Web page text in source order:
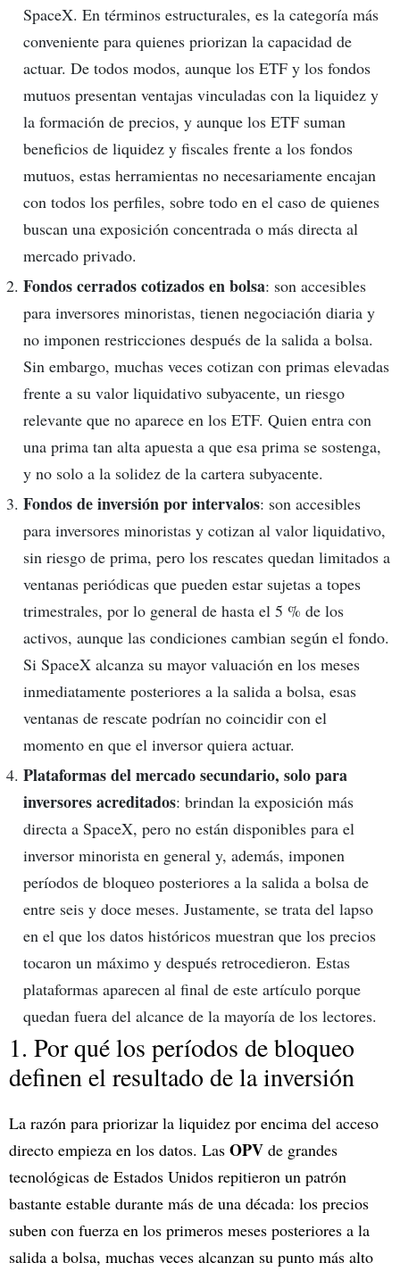
SpaceX. En términos estructurales, es la categoría más
conveniente para quienes priorizan la capacidad de
actuar. De todos modos, aunque los ETF y los fondos
mutuos presentan ventajas vinculadas con la liquidez y
la formación de precios, y aunque los ETF suman
beneficios de liquidez y fiscales frente a los fondos
mutuos, estas herramientas no necesariamente encajan
con todos los perfiles, sobre todo en el caso de quienes
buscan una exposición concentrada o más directa al
mercado privado.
Fondos cerrados cotizados en bolsa: son accesibles
para inversores minoristas, tienen negociación diaria y
no imponen restricciones después de la salida a bolsa.
Sin embargo, muchas veces cotizan con primas elevadas
frente a su valor liquidativo subyacente, un riesgo
relevante que no aparece en los ETF. Quien entra con
una prima tan alta apuesta a que esa prima se sostenga,
y no solo a la solidez de la cartera subyacente.
Fondos de inversión por intervalos: son accesibles
para inversores minoristas y cotizan al valor liquidativo,
sin riesgo de prima, pero los rescates quedan limitados a
ventanas periódicas que pueden estar sujetas a topes
trimestrales, por lo general de hasta el 5 % de los
activos, aunque las condiciones cambian según el fondo.
Si SpaceX alcanza su mayor valuación en los meses
inmediatamente posteriores a la salida a bolsa, esas
ventanas de rescate podrían no coincidir con el
momento en que el inversor quiera actuar.
Plataformas del mercado secundario, solo para
inversores acreditados: brindan la exposición más
directa a SpaceX, pero no están disponibles para el
inversor minorista en general y, además, imponen
períodos de bloqueo posteriores a la salida a bolsa de
entre seis y doce meses. Justamente, se trata del lapso
en el que los datos históricos muestran que los precios
tocaron un máximo y después retrocedieron. Estas
plataformas aparecen al final de este artículo porque
quedan fuera del alcance de la mayoría de los lectores.
1. Por qué los períodos de bloqueo
definen el resultado de la inversión
La razón para priorizar la liquidez por encima del acceso
directo empieza en los datos. Las OPV de grandes
tecnológicas de Estados Unidos repitieron un patrón
bastante estable durante más de una década: los precios
suben con fuerza en los primeros meses posteriores a la
salida a bolsa, muchas veces alcanzan su punto más alto